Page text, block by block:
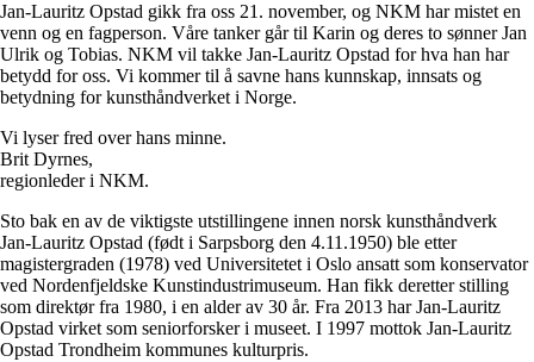
Jan-Lauritz Opstad gikk fra oss 21. november, og NKM har mistet en
venn og en fagperson. Våre tanker går til Karin og deres to sønner Jan
Ulrik og Tobias. NKM vil takke Jan-Lauritz Opstad for hva han har
betydd for oss. Vi kommer til å savne hans kunnskap, innsats og
betydning for kunsthåndverket i Norge.
Vi lyser fred over hans minne.
Brit Dyrnes,
regionleder i NKM.
Sto bak en av de viktigste utstillingene innen norsk kunsthåndverk
Jan-Lauritz Opstad (født i Sarpsborg den 4.11.1950) ble etter
magistergraden (1978) ved Universitetet i Oslo ansatt som konservator
ved Nordenfjeldske Kunstindustrimuseum. Han fikk deretter stilling
som direktør fra 1980, i en alder av 30 år. Fra 2013 har Jan-Lauritz
Opstad virket som seniorforsker i museet. I 1997 mottok Jan-Lauritz
Opstad Trondheim kommunes kulturpris.